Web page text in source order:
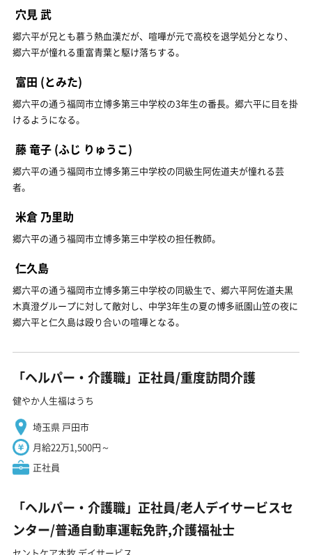
穴見 武
郷六平が兄とも慕う熱血漢だが、喧嘩が元で高校を退学処分となり、
郷六平が憧れる重富青葉と駆け落ちする。
富田 (とみた)
郷六平の通う福岡市立博多第三中学校の3年生の番長。郷六平に目を掛
けるようになる。
藤 竜子 (ふじ りゅうこ)
郷六平の通う福岡市立博多第三中学校の同級生阿佐道夫が憧れる芸
者。
米倉 乃里助
郷六平の通う福岡市立博多第三中学校の担任教師。
仁久島
郷六平の通う福岡市立博多第三中学校の同級生で、郷六平阿佐道夫黒
木真澄グループに対して敵対し、中学3年生の夏の博多祇園山笠の夜に
郷六平と仁久島は殴り合いの喧嘩となる。
「ヘルパー・介護職」正社員/重度訪問介護
健やか人生福はうち
埼玉県 戸田市
月給22万1,500円～
正社員
「ヘルパー・介護職」正社員/老人デイサービスセ
ンター/普通自動車運転免許,介護福祉士
セントケア本牧 デイサービス